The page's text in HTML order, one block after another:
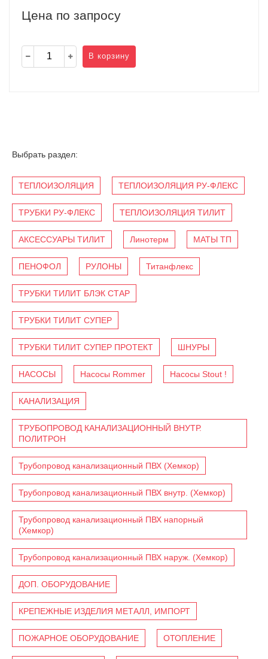
Цена по запросу
В корзину
Выбрать раздел:
ТЕПЛОИЗОЛЯЦИЯ ТЕПЛОИЗОЛЯЦИЯ РУ-ФЛЕКС
ТРУБКИ РУ-ФЛЕКС ТЕПЛОИЗОЛЯЦИЯ ТИЛИТ
АКСЕССУАРЫ ТИЛИТ Линотерм МАТЫ ТП
ПЕНОФОЛ РУЛОНЫ Титанфлекс
ТРУБКИ ТИЛИТ БЛЭК СТАР
ТРУБКИ ТИЛИТ СУПЕР
ТРУБКИ ТИЛИТ СУПЕР ПРОТЕКТ ШНУРЫ
НАСОСЫ Насосы Rommer Насосы Stout !
КАНАЛИЗАЦИЯ
ТРУБОПРОВОД КАНАЛИЗАЦИОННЫЙ ВНУТР.
ПОЛИТРОН
Трубопровод канализационный ПВХ (Хемкор)
Трубопровод канализационный ПВХ внутр. (Хемкор)
Трубопровод канализационный ПВХ напорный
(Хемкор)
Трубопровод канализационный ПВХ наруж. (Хемкор)
ДОП. ОБОРУДОВАНИЕ
КРЕПЕЖНЫЕ ИЗДЕЛИЯ МЕТАЛЛ, ИМПОРТ
ПОЖАРНОЕ ОБОРУДОВАНИЕ ОТОПЛЕНИЕ